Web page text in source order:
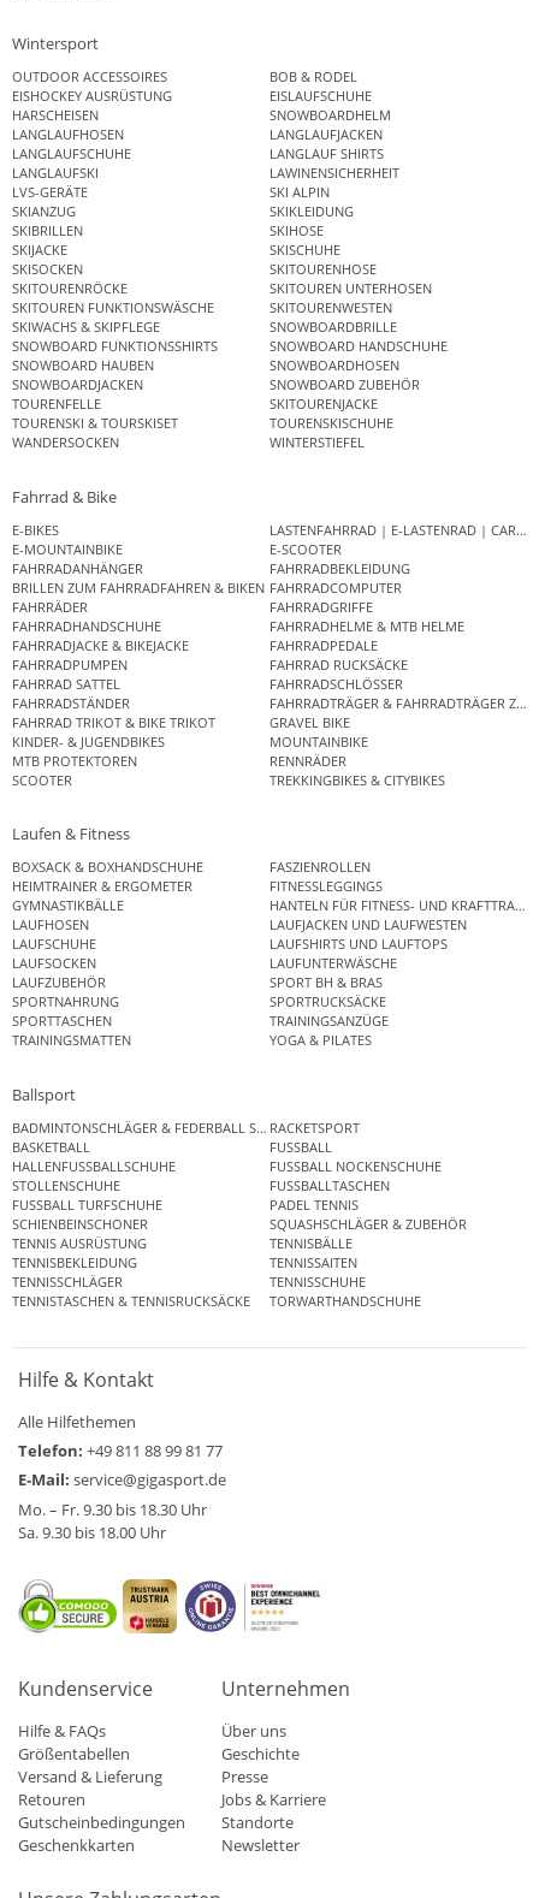
Wintersport
OUTDOOR ACCESSOIRES
BOB & RODEL
EISHOCKEY AUSRÜSTUNG
EISLAUFSCHUHE
HARSCHEISEN
SNOWBOARDHELM
LANGLAUFHOSEN
LANGLAUFJACKEN
LANGLAUFSCHUHE
LANGLAUF SHIRTS
LANGLAUFSKI
LAWINENSICHERHEIT
LVS-GERÄTE
SKI ALPIN
SKIANZUG
SKIKLEIDUNG
SKIBRILLEN
SKIHOSE
SKIJACKE
SKISCHUHE
SKISOCKEN
SKITOURENHOSE
SKITOURENRÖCKE
SKITOUREN UNTERHOSEN
SKITOUREN FUNKTIONSWÄSCHE
SKITOURENWESTEN
SKIWACHS & SKIPFLEGE
SNOWBOARDBRILLE
SNOWBOARD FUNKTIONSSHIRTS
SNOWBOARD HANDSCHUHE
SNOWBOARD HAUBEN
SNOWBOARDHOSEN
SNOWBOARDJACKEN
SNOWBOARD ZUBEHÖR
TOURENFELLE
SKITOURENJACKE
TOURENSKI & TOURSKISET
TOURENSKISCHUHE
WANDERSOCKEN
WINTERSTIEFEL
Fahrrad & Bike
E-BIKES
LASTENFAHRRAD | E-LASTENRAD |
E-MOUNTAINBIKE
E-SCOOTER
FAHRRADANHÄNGER
FAHRRADBEKLEIDUNG
BRILLEN ZUM FAHRRADFAHREN & BIKEN FAHRRADCOMPUTER
FAHRRÄDER
FAHRRADGRIFFE
FAHRRADHANDSCHUHE
FAHRRADHELME & MTB HELME
FAHRRADJACKE & BIKEJACKE
FAHRRADPEDALE
FAHRRADPUMPEN
FAHRRAD RUCKSÄCKE
FAHRRAD SATTEL
FAHRRADSCHLÖSSER
FAHRRADSTÄNDER
FAHRRADTRÄGER & FAHRRADTRÄGER
FAHRRAD TRIKOT & BIKE TRIKOT
GRAVEL BIKE
KINDER- & JUGENDBIKES
MOUNTAINBIKE
MTB PROTEKTOREN
RENNRÄDER
SCOOTER
TREKKINGBIKES & CITYBIKES
Laufen & Fitness
BOXSACK & BOXHANDSCHUHE
FASZIENROLLEN
HEIMTRAINER & ERGOMETER
FITNESSLEGGINGS
GYMNASTIKBÄLLE
HANTELN FÜR FITNESS- UND
LAUFHOSEN
LAUFJACKEN UND LAUFWESTEN
LAUFSCHUHE
LAUFSHIRTS UND LAUFTOPS
LAUFSOCKEN
LAUFUNTERWÄSCHE
LAUFZUBEHÖR
SPORT BH & BRAS
SPORTNAHRUNG
SPORTRUCKSÄCKE
SPORTTASCHEN
TRAININGSANZÜGE
TRAININGSMATTEN
YOGA & PILATES
Ballsport
BADMINTONSCHLÄGER & FEDERBALL SETSRACKETSPORT
BASKETBALL
FUSSBALL
HALLENFUSSBALLSCHUHE
FUSSBALL NOCKENSCHUHE
STOLLENSCHUHE
FUSSBALLTASCHEN
FUSSBALL TURFSCHUHE
PADEL TENNIS
SCHIENBEINSCHONER
SQUASHSCHLÄGER & ZUBEHÖR
TENNIS AUSRÜSTUNG
TENNISBÄLLE
TENNISBEKLEIDUNG
TENNISSAITEN
TENNISSCHLÄGER
TENNISSCHUHE
TENNISTASCHEN & TENNISRUCKSÄCKE
TORWARTHANDSCHUHE
Hilfe & Kontakt
Alle Hilfethemen
Telefon: +49 811 88 99 81 77
E-Mail: service@gigasport.de
Mo. – Fr. 9.30 bis 18.30 Uhr
Sa. 9.30 bis 18.00 Uhr
Kundenservice
Hilfe & FAQs
Größentabellen
Versand & Lieferung
Retouren
Gutscheinbedingungen
Geschenkkarten
Unternehmen
Über uns
Geschichte
Presse
Jobs & Karriere
Standorte
Newsletter